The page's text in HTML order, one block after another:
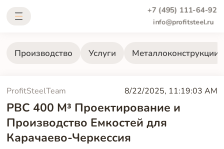
+7 (495) 111-64-92
info@profitsteel.ru
Производство Услуги Металлоконструкции
ProfitSteelTeam 8/22/2025, 11:19:03 AM
РВС 400 М³ Проектирование и
Производство Емкостей для
Карачаево-Черкессия